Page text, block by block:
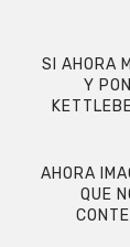
SI AHORA
Y
AHORA
QUE